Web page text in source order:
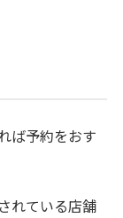
ば予約をおす
れている店舗